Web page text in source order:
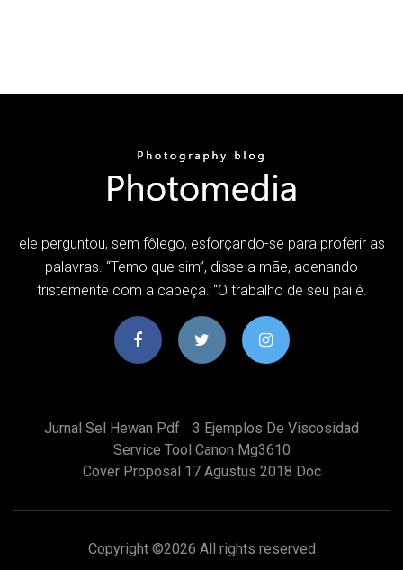
ele perguntou, sem fôlego, esforçando-se para proferir as
palavras. “Temo que sim”, disse a mãe, acenando
tristemente com a cabeça. “O trabalho de seu pai é.
Jurnal Sel Hewan Pdf
3 Ejemplos De Viscosidad
Service Tool Canon Mg3610
Cover Proposal 17 Agustus 2018 Doc
Copyright ©2026 All rights reserved